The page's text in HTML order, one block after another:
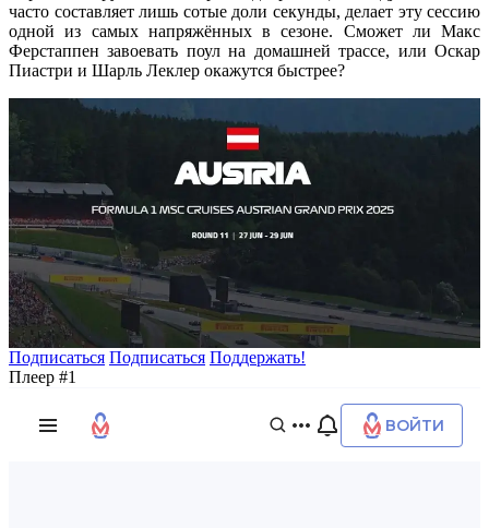
часто составляет лишь сотые доли секунды, делает эту сессию
одной из самых напряжённых в сезоне. Сможет ли Макс
Ферстаппен завоевать поул на домашней трассе, или Оскар
Пиастри и Шарль Леклер окажутся быстрее?
Подписаться Подписаться Поддержать!
Плеер #1